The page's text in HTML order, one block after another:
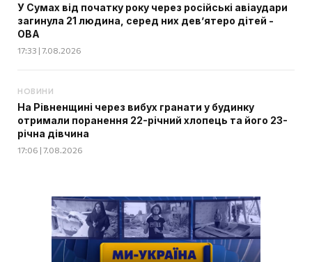
У Сумах від початку року через російські авіаудари
загинула 21 людина, серед них дев’ятеро дітей -
ОВА
17:33 | 7.08.2026
НОВИНИ
На Рівненщині через вибух гранати у будинку
отримали поранення 22-річний хлопець та його 23-
річна дівчина
17:06 | 7.08.2026